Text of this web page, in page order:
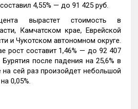
4,55% — до 91 425 руб.
вырастет стоимость в
Камчатском крае, Еврейской
и Чукотском автономном округе.
рост составит 1,46% — до 92 407
после падения на 25,6% в
на сей раз произойдет небольшой
0,05%.